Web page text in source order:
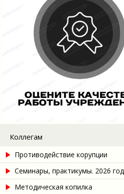
Коллегам
Противодействие корупции
Семинары, практикумы. 2026 год
Методическая копилка